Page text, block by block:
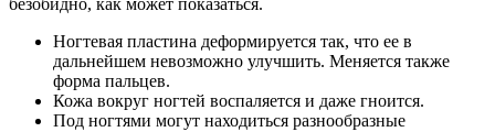
безобидно, как может показаться.
Ногтевая пластина деформируется так, что ее в
дальнейшем невозможно улучшить. Меняется также
форма пальцев.
Кожа вокруг ногтей воспаляется и даже гноится.
Под ногтями могут находиться разнообразные